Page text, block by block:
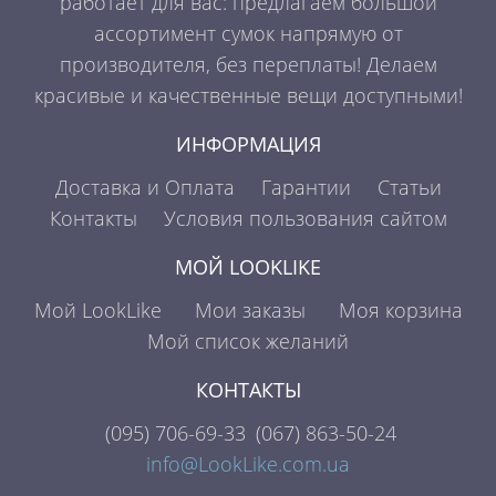
ассортимент сумок напрямую от
производителя, без переплаты! Делаем
красивые и качественные вещи доступными!
ИНФОРМАЦИЯ
Доставка и Оплата
Гарантии
Статьи
Контакты
Условия пользования сайтом
МОЙ LOOKLIKE
Мой LookLike
Мои заказы
Моя корзина
Мой список желаний
КОНТАКТЫ
(095) 706-69-33 (067) 863-50-24
info@LookLike.com.ua